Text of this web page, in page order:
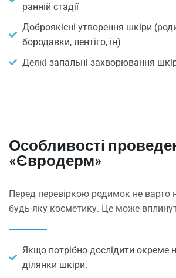
ранній стадії
Доброякісні утворення шкіри
бородавки, лентіго, ін)
Деякі запальні захворювання
Особливості
«Євродерм»
Перед перевіркою родимок не варто
будь-яку косметику. Це може
Якщо потрібно дослідити окреме
ділянки шкіри.